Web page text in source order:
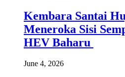
Kembara Santai
Meneroka Sisi
HEV Baharu
June 4, 2026